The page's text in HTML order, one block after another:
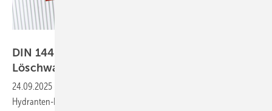
DIN 14462: Was für SHK-Betriebe zu
Löschwasseranlagen relevant
24.09.2025
Hydranten-Löschwasseranlagen im Objektschutz – und damit für den